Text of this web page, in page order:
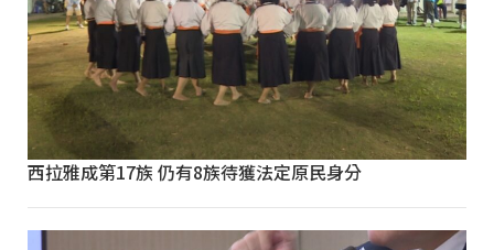
西拉雅成第17族 仍有8族待獲法定原民身分